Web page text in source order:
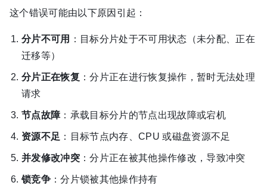
这个错误可能由以下原因引起：
分片不可用
：目标分片处于不可用状态（未分配、正在
迁移等）
分片正在恢复 ：分片正在进行恢复操作，暂时无法处理
请求
节点故障：承载目标分片的节点出现故障或宕机
资源不足 ：目标节点内存、CPU 或磁盘资源不足
并发修改冲突：分片正在被其他操作修改，导致冲突
锁竞争 ：分片锁被其他操作持有